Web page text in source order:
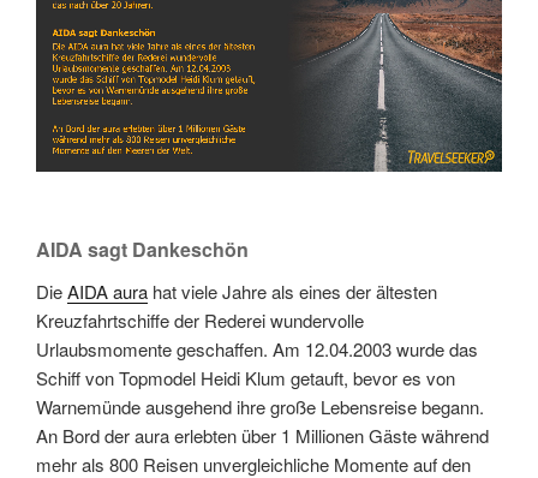
AIDA sagt Dankeschön
DieAIDA aura hat viele Jahre als eines der ältesten
Kreuzfahrtschiffe der Rederei wundervolle
Urlaubsmomente geschaffen. Am 12.04.2003 wurde das
Schiff von Topmodel Heidi Klum getauft, bevor es von
Warnemünde ausgehend ihre große Lebensreise begann.
An Bord der aura erlebten über 1 Millionen Gäste während
mehr als 800 Reisen unvergleichliche Momente auf den